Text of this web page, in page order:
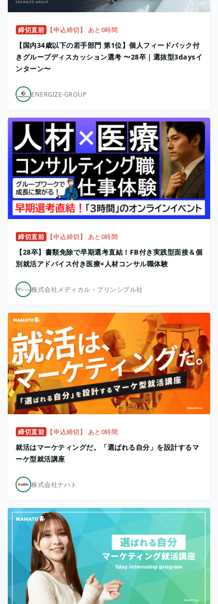
締切直前 【申込締切】 あと0時間
【国内34歳以下の若手部門 第1位】個人フィードバック付
きグループディスカッション選考 〜28卒｜選抜型3daysイ
ンターン〜
ENERGIZE-GROUP
締切直前 【申込締切】 あと0時間
【28卒】書類免除で早期選考直結！FB付き実践型面接＆個
別就活アドバイス付き医療×人材コンサル職体験
株式会社メディカル・プリンシプル社
締切直前 【申込締切】 あと0時間
就活はマーケティングだ。「選ばれる自分」を設計するマ
ーケ型就活講座
株式会社ナハト